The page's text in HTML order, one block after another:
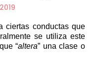
ciertas conductas que
se utiliza este
“altera” una clase o